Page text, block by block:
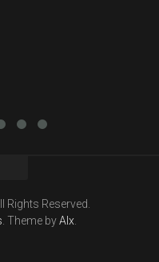
Reserved.
. Theme byAlx